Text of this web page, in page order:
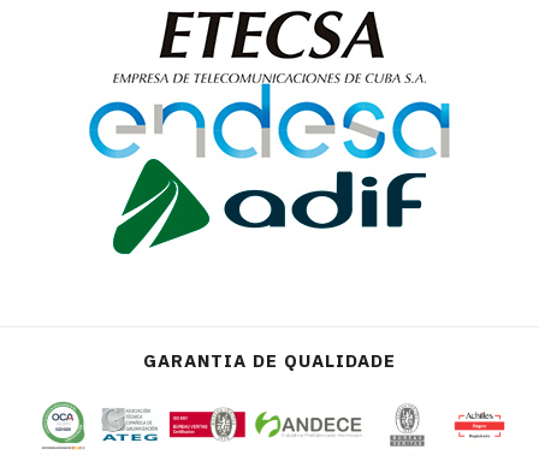
GARANTIA DE QUALIDADE